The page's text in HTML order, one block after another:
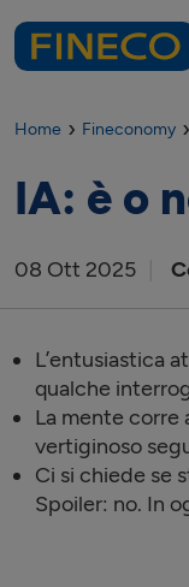
Home Fineconomy
IA: è o
08 Ott 2025
L’entusiastica
qualche
La mente corre
vertiginoso
Ci si chiede se
Spoiler: no. In